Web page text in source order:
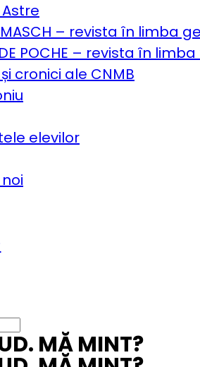
– revista în limba
DE POCHE – revista în
cronici ale CNMB
elevilor
MĂ MINT?